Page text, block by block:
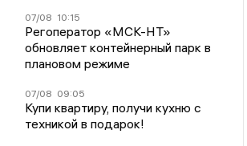
07/08 10:15
Регоператор «МСК-НТ»
обновляет контейнерный парк в
плановом режиме
07/08 09:05
Купи квартиру, получи кухню с
техникой в подарок!